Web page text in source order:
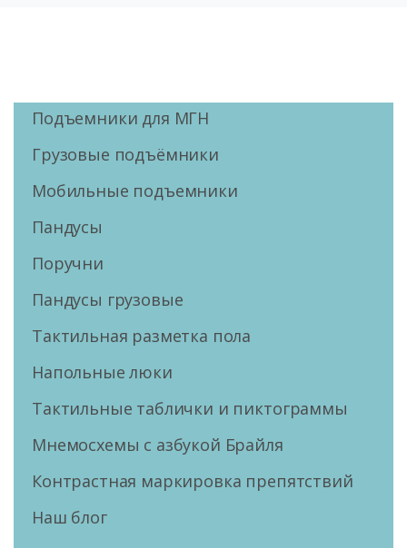
Подъемники для МГН
Грузовые подъёмники
Мобильные подъемники
Пандусы
Поручни
Пандусы грузовые
Тактильная разметка пола
Напольные люки
Тактильные таблички и пиктограммы
Мнемосхемы с азбукой Брайля
Контрастная маркировка препятствий
Наш блог